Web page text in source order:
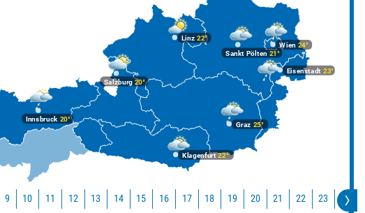
Graz 25°
Innsbruck20°
Klagenfurt22°
Linz 22°
Salzburg20°
Wien 24°
Eisenstadt 23°
Sankt Pölten 21°
9 10 11 12 13 14 15 16 17 18 19 20 21 22 23 0